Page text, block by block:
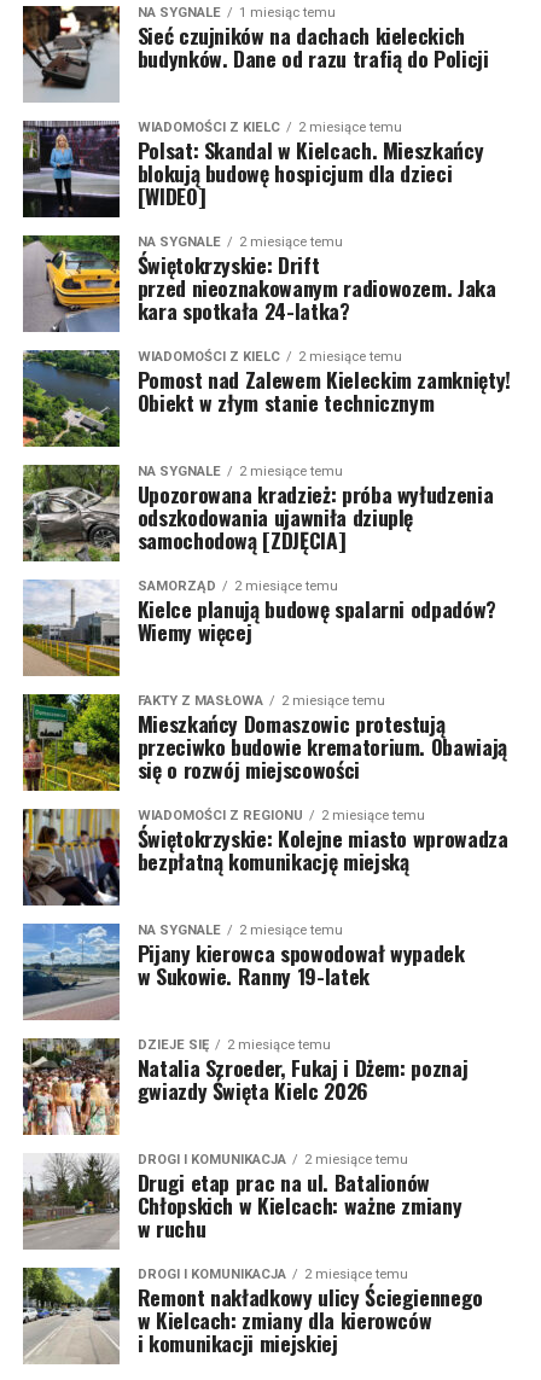
NA SYGNALE 1 miesiąc temu
Sieć czujników na dachach kieleckich
budynków. Dane od razu trafią do Policji
WIADOMOŚCI Z KIELC 2 miesiące temu
Polsat: Skandal w Kielcach. Mieszkańcy
blokują budowę hospicjum dla dzieci
[WIDEO]
NA SYGNALE 2 miesiące temu
Świętokrzyskie: Drift
przed nieoznakowanym radiowozem. Jaka
kara spotkała 24-latka?
WIADOMOŚCI Z KIELC 2 miesiące temu
Pomost nad Zalewem Kieleckim zamknięty!
Obiekt w złym stanie technicznym
NA SYGNALE 2 miesiące temu
Upozorowana kradzież: próba wyłudzenia
odszkodowania ujawniła dziuplę
samochodową [ZDJĘCIA]
SAMORZĄD 2 miesiące temu
Kielce planują budowę spalarni odpadów?
Wiemy więcej
FAKTY Z MASŁOWA 2 miesiące temu
Mieszkańcy Domaszowic protestują
przeciwko budowie krematorium. Obawiają
się o rozwój miejscowości
WIADOMOŚCI Z REGIONU 2 miesiące temu
Świętokrzyskie: Kolejne miasto wprowadza
bezpłatną komunikację miejską
NA SYGNALE 2 miesiące temu
Pijany kierowca spowodował wypadek
w Sukowie. Ranny 19-latek
DZIEJE SIĘ 2 miesiące temu
Natalia Szroeder, Fukaj i Dżem: poznaj
gwiazdy Święta Kielc 2026
DROGI I KOMUNIKACJA 2 miesiące temu
Drugi etap prac na ul. Batalionów
Chłopskich w Kielcach: ważne zmiany
w ruchu
DROGI I KOMUNIKACJA 2 miesiące temu
Remont nakładkowy ulicy Ściegiennego
w Kielcach: zmiany dla kierowców
i komunikacji miejskiej